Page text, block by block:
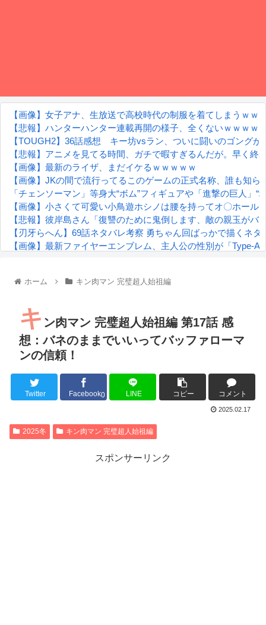
【画像】女子アナ、生放送で高校時代の制服を着てしまうｗｗ
【悲報】ハンターハンター連載再開の様子、全くないｗｗｗｗ
【TOUGH2】36話感想 キー坊vsラン、ついに闘いのゴングが
【悲報】アニメを見てる時間、ガチで暇すぎるんだが。早く終
【画像】最新のライザ、まだイケるｗｗｗｗｗ
【画像】JKの間で流行ってるこのゲームの正式名称、誰も知ら
「チェンソーマン」等身大“ボム”フィギュアや「進撃の巨人」
【画像】小さくて可愛い小鳥遊ホシノは腰を持ってオ〇ホー
【悲報】彼岸島さん「復讐のために鬼倒します、敵の親玉が
【刃牙らへん】69話ネタバレ考察 勇ちゃん回ばっかで描くネ
【画像】最新ファイヤーエンブレム、主人公の性別が「Type-
『進撃の巨人』で一番面白いところってｗｗｗｗｗ
るろうに剣心 -明治剣客浪漫譚- 京都動乱 第33話の感想
同盟、帝国、フェザーン。生まれるなら何処がいいか問題！
Powered by livedoor 相互RSS
ホーム キン肉マン 完璧超人始祖編
キ ン肉マン 完璧超人始祖編 第17話 感
想：バネのままでいいってバッファローマ
ンの信頼！
Twitter Facebook0 LINE コピー コメント
2025.02.17
2025冬 キン肉マン 完璧超人始祖編
スポンサーリンク